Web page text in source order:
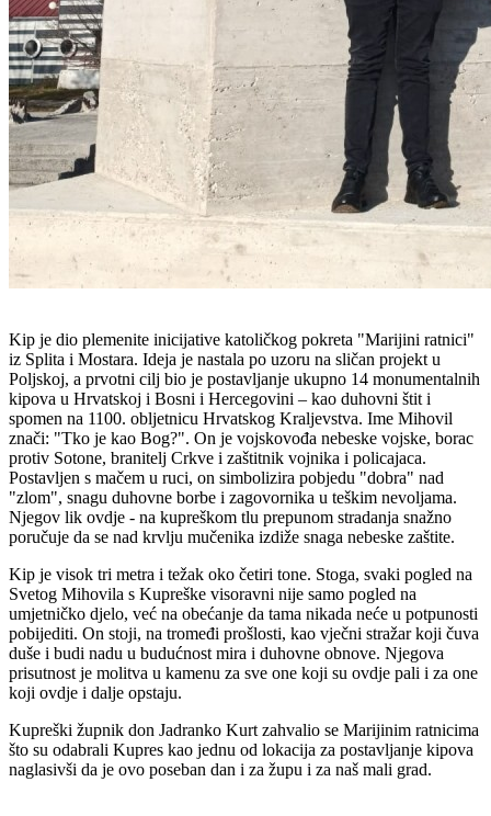
Kip je dio plemenite inicijative katoličkog pokreta "Marijini ratnici"
iz Splita i Mostara. Ideja je nastala po uzoru na sličan projekt u
Poljskoj, a prvotni cilj bio je postavljanje ukupno 14 monumentalnih
kipova u Hrvatskoj i Bosni i Hercegovini – kao duhovni štit i
spomen na 1100. obljetnicu Hrvatskog Kraljevstva. Ime Mihovil
znači: "Tko je kao Bog?". On je vojskovođa nebeske vojske, borac
protiv Sotone, branitelj Crkve i zaštitnik vojnika i policajaca.
Postavljen s mačem u ruci, on simbolizira pobjedu "dobra" nad
"zlom", snagu duhovne borbe i zagovornika u teškim nevoljama.
Njegov lik ovdje - na kupreškom tlu prepunom stradanja snažno
poručuje da se nad krvlju mučenika izdiže snaga nebeske zaštite.
Kip je visok tri metra i težak oko četiri tone. Stoga, svaki pogled na
Svetog Mihovila s Kupreške visoravni nije samo pogled na
umjetničko djelo, već na obećanje da tama nikada neće u potpunosti
pobijediti. On stoji, na tromeđi prošlosti, kao vječni stražar koji čuva
duše i budi nadu u budućnost mira i duhovne obnove. Njegova
prisutnost je molitva u kamenu za sve one koji su ovdje pali i za one
koji ovdje i dalje opstaju.
Kupreški župnik don Jadranko Kurt zahvalio se Marijinim ratnicima
što su odabrali Kupres kao jednu od lokacija za postavljanje kipova
naglasivši da je ovo poseban dan i za župu i za naš mali grad.